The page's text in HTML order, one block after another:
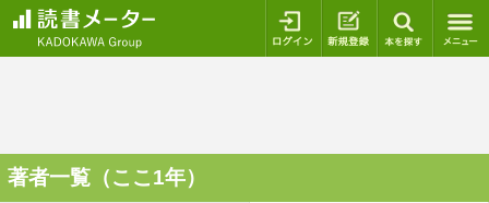
ログイン 新規登録
著者一覧（ここ1年）